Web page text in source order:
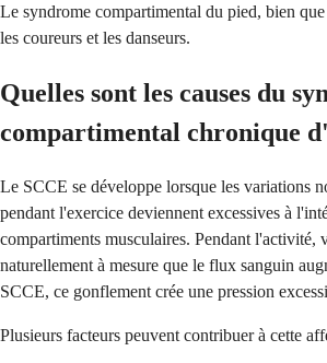
Le syndrome compartimental du pied, bien
les coureurs et les danseurs.
Quelles sont les causes du
compartimental chronique
Le SCCE se développe lorsque les variations
pendant l'exercice deviennent excessives à
compartiments musculaires. Pendant l'activité,
naturellement à mesure que le flux sanguin
SCCE, ce gonflement crée une pression
Plusieurs facteurs peuvent contribuer à cette